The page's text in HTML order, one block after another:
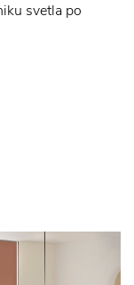
svetla po